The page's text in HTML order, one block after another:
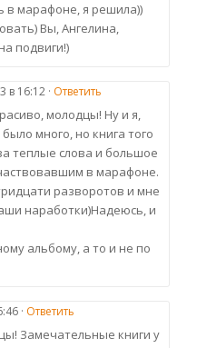
в марафоне, я решила))
Вы, Ангелина,
подвиги!)
в 16:12 · Ответить
молодцы! Ну и я,
много, но книга того
теплые слова и большое
в марафоне.
разворотов и мне
наработки)Надеюсь, и
альбому, а то и не по
· Ответить
Замечательные книги у